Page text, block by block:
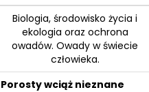
Biologia, środowisko życia i
ekologia oraz ochrona
owadów. Owady w świecie
człowieka.
Porosty wciąż nieznane